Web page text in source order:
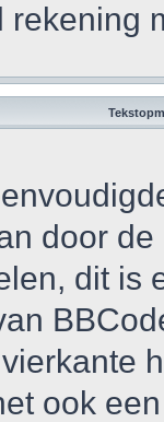
door
dit is
ook